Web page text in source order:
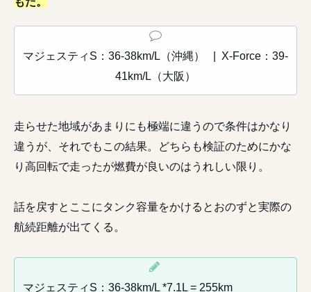
マジェスティS：36-38km/L（沖縄） | X-Force：39-
41km/L（大阪）
走らせた地域があまりにも極端に違うので条件はかなり
違うが、それでもこの結果。どちらも検証のためにかな
り高回転で走ったが燃費が良いのはうれしい限り。
話を戻すとここにタンク容量をかけるとおのずと実際の
航続距離が出てくる。
マジェスティS：36-38km/L *7.1L = 255km